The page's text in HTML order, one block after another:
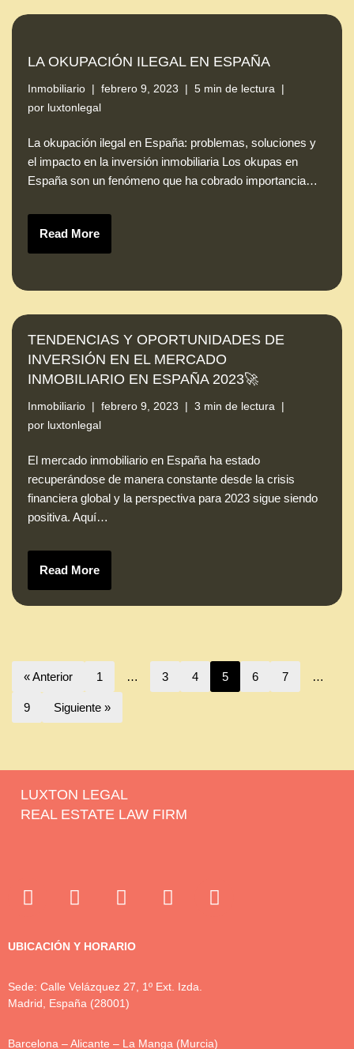
LA OKUPACIÓN ILEGAL EN ESPAÑA
Inmobiliario febrero 9, 2023
5 min de lectura
por luxtonlegal
La okupación ilegal en España: problemas, soluciones y
el impacto en la inversión inmobiliaria Los okupas en
España son un fenómeno que ha cobrado importancia…
Read More
TENDENCIAS Y OPORTUNIDADES DE
INVERSIÓN EN EL MERCADO
INMOBILIARIO EN ESPAÑA 2023🚀
Inmobiliario febrero 9, 2023
3 min de lectura
por luxtonlegal
El mercado inmobiliario en España ha estado
recuperándose de manera constante desde la crisis
financiera global y la perspectiva para 2023 sigue siendo
positiva. Aquí…
Read More
« Anterior 1 … 3 4 5 6 7 …
9 Siguiente »
LUXTON LEGAL
REAL ESTATE LAW FIRM
UBICACIÓN Y HORARIO
Sede: Calle Velázquez 27, 1º Ext. Izda.
Madrid, España (28001)
Barcelona – Alicante – La Manga (Murcia)